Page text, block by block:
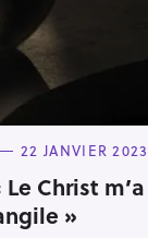
22 JANVIER 2023
Christ m’a
»